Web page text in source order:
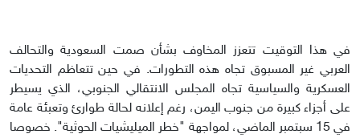
في هذا التوقيت تتعزز المخاوف بشأن صمت السعودية والتحالف
العربي غير المسبوق تجاه هذه التطورات. في حين تتعاظم التحديات
العسكرية والسياسية تجاه المجلس الانتقالي الجنوبي، الذي يسيطر
على أجزاء كبيرة من جنوب اليمن، رغم إعلانه لحالة طوارئ وتعبئة عامة
في 15 سبتمبر الماضي، لمواجهة "خطر الميليشيات الحوثية". خصوصا